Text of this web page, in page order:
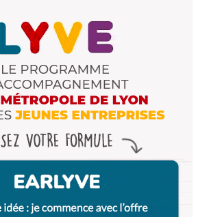
il y a toujours « la Corée » 40
(à l’angle avec la rue
toute l’équipe du Doschilack qui
le rachat de leur resto (le
en place mais la carte a
ont sérieusement augmenté).
pour découvrir la cuisine
min